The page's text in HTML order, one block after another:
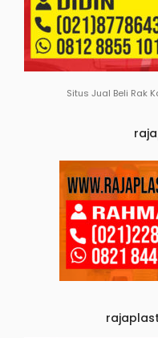
Situs Jual Beli Rak